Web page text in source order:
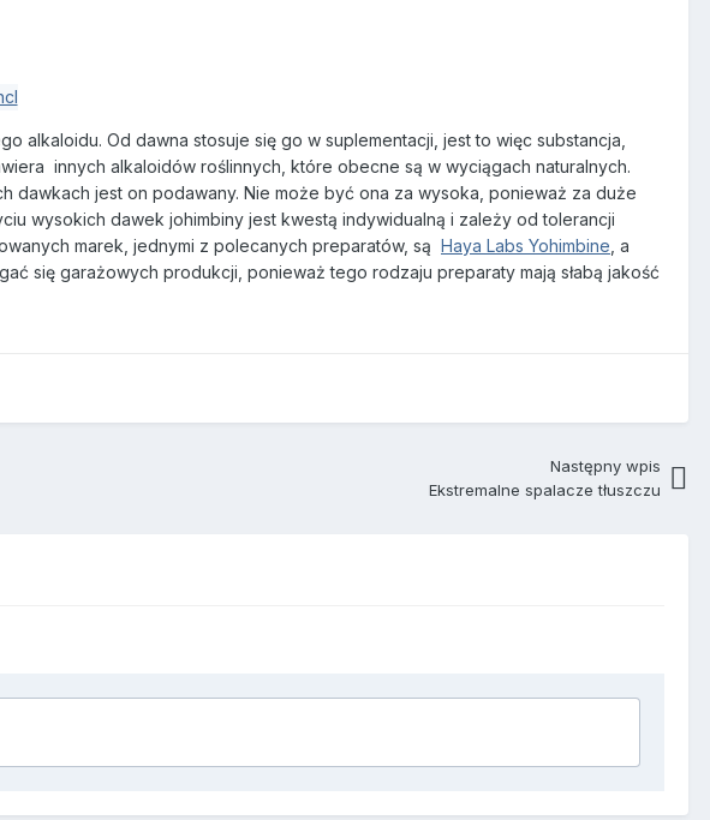
alkaloidu. Od dawna stosuje się go w suplementacji, jest to więc substancja,
innych alkaloidów roślinnych, które obecne są w wyciągach naturalnych.
dawkach jest on podawany. Nie może być ona za wysoka, ponieważ za duże
wysokich dawek johimbiny jest kwestą indywidualną i zależy od tolerancji
marek, jednymi z polecanych preparatów, są Haya Labs Yohimbine , a
się garażowych produkcji, ponieważ tego rodzaju preparaty mają słabą jakość
Następny wpis
Ekstremalne spalacze tłuszczu